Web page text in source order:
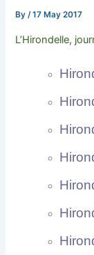
By/17 May 2017
L’Hirondelle,